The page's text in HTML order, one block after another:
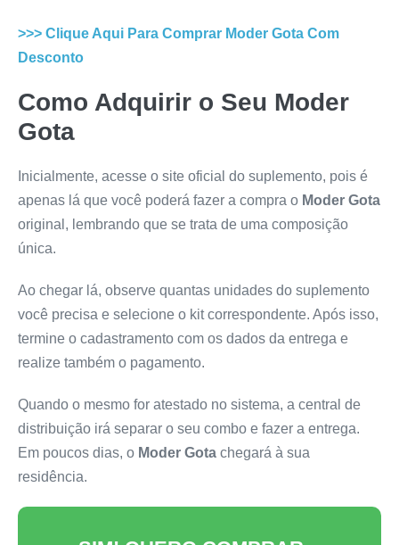
>>> Clique Aqui Para Comprar Moder Gota Com
Desconto
Como Adquirir o Seu Moder
Gota
Inicialmente, acesse o site oficial do suplemento, pois é
apenas lá que você poderá fazer a compra o Moder Gota
original, lembrando que se trata de uma composição
única.
Ao chegar lá, observe quantas unidades do suplemento
você precisa e selecione o kit correspondente. Após isso,
termine o cadastramento com os dados da entrega e
realize também o pagamento.
Quando o mesmo for atestado no sistema, a central de
distribuição irá separar o seu combo e fazer a entrega.
Em poucos dias, o Moder Gota chegará à sua
residência.